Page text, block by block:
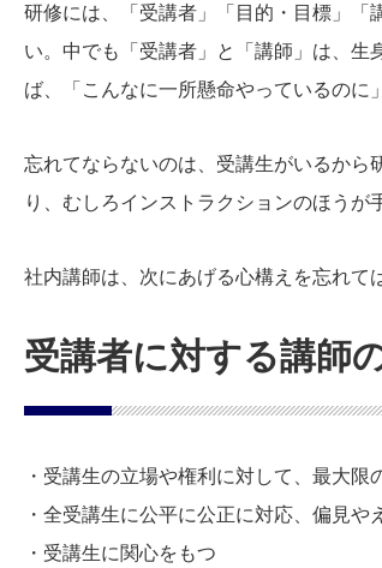
研修には、「受講者」「目的・目標」「
い。中でも「受講者」と「講師」は、
ば、「こんなに一所懸命やっているのに
忘れてならないのは、受講生がいるから
り、むしろインストラクションのほうが
社内講師は、次にあげる心構えを忘れて
受講者に対する講師
・受講生の立場や権利に対して、最大限
・全受講生に公平に公正に対応、偏見
・受講生に関心をもつ